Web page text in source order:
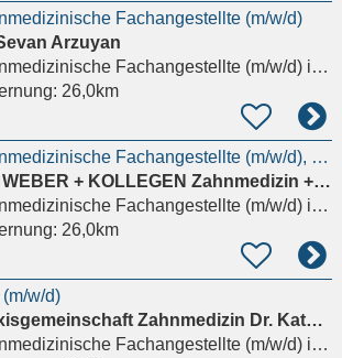
Fachangestellte (m/w/d)
Arzuyan
Fachangestellte (m/w/d)in Hanau
26,0km
Zahnmedizinische Fachangestellte (m/w/d), ZMF oder ZMP mit Schwerpunkt Prophylaxe
DR. WEBER + KOLLEGEN Zahnmedizin + Oralchirurgie
Fachangestellte (m/w/d)in Darmstadt
26,0km
(m/w/d)
Praxisgemeinschaft Zahnmedizin Dr. Katharina Noe & Michael Noe
Fachangestellte (m/w/d)in Hanau